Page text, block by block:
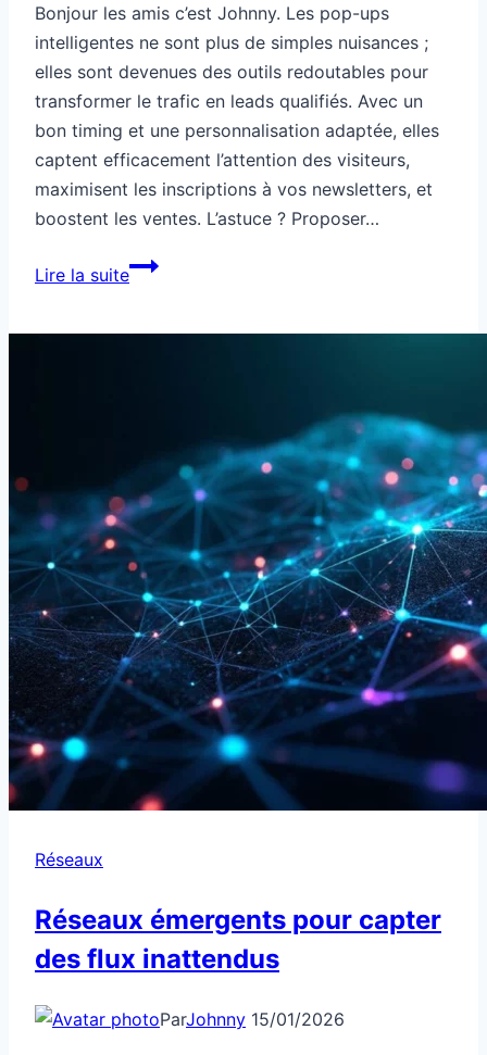
Bonjour les amis c’est Johnny. Les pop-ups
intelligentes ne sont plus de simples nuisances ;
elles sont devenues des outils redoutables pour
transformer le trafic en leads qualifiés. Avec un
bon timing et une personnalisation adaptée, elles
captent efficacement l’attention des visiteurs,
maximisent les inscriptions à vos newsletters, et
boostent les ventes. L’astuce ? Proposer…
Lire la suiteComment
intelligentes
Réseaux
Réseaux émergents pour capter
des flux inattendus
ParJohnny 15/01/2026